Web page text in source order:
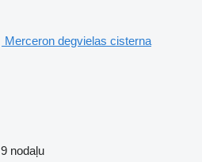
Merceron degvielas cisterna
9 nodaļu